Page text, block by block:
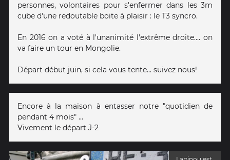
personnes, volontaires pour s'enfermer dans les 3m
cube d'une redoutable boite à plaisir : le T3 syncro.
En 2016 on a voté à l'unanimité l'extrême droite.... on
va faire un tour en Mongolie.
Départ début juin, si cela vous tente... suivez nous!
Encore à la maison à entasser notre "quotidien de
pendant 4 mois" ...
Vivement le départ J-2